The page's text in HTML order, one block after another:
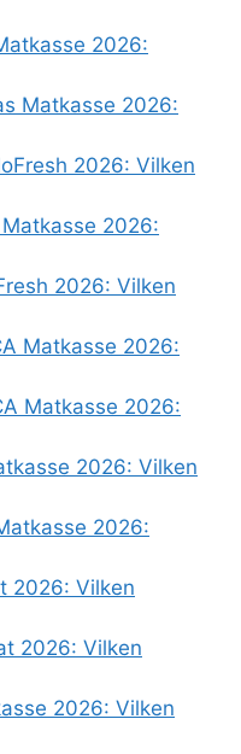
2026:
Matkasse 2026:
2026: Vilken
2026:
2026: Vilken
Matkasse 2026:
Matkasse 2026:
2026: Vilken
2026:
2026: Vilken
2026: Vilken
2026: Vilken